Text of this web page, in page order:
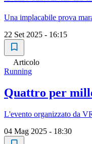
Una implacabile prova
22 Set 2025 - 16:15
Articolo
Running
Quattro per
L'evento organizzato da
04 Mag 2025 - 18:30